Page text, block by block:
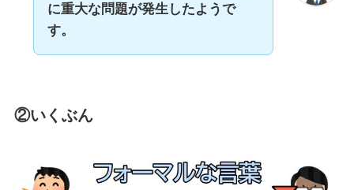
に重大な問題が発生したようで
す。
②いくぶん